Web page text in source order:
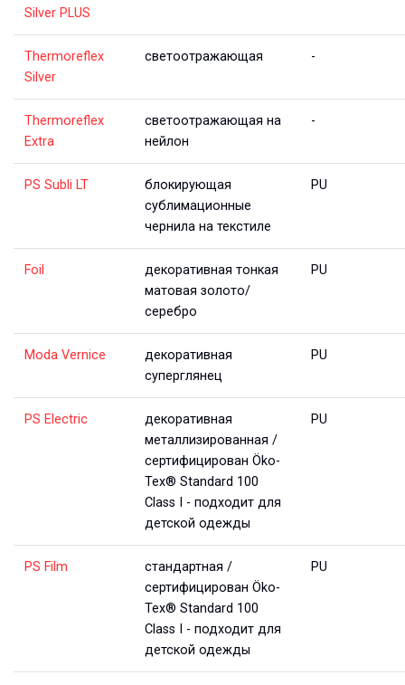
Silver PLUS
Thermoreflex
Silver
светоотражающая -
Thermoreflex
Extra
светоотражающая на
нейлон
-
PS Subli LT
блокирующая
сублимационные
чернила на текстиле
PU
Foil
декоративная тонкая
матовая золото/
серебро
PU
Moda Vernice
декоративная
суперглянец
PU
PS Electric
декоративная
металлизированная /
сертифицирован Öko-
Tex® Standard 100
Class I - подходит для
детской одежды
PU
PS Film
стандартная /
сертифицирован Öko-
Tex® Standard 100
Class I - подходит для
детской одежды
PU